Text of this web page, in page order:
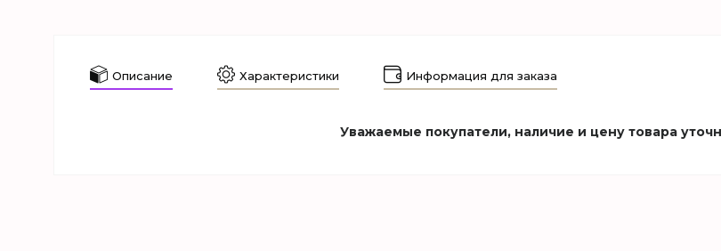
Описание Характеристики Информация для заказа
Уважаемые покупатели, наличие и цену товара